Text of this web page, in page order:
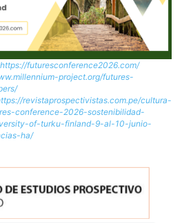
https://futuresconference2026.com/
project.org/futures-
revistaprospectivistas.com.pe/cultura-
conference-2026-sostenibilidad-
of-turku-finland-9-al-10-junio-
ha/